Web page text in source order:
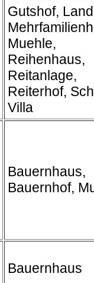
Gutshof,
Muehle,
Reihenhaus,
Reitanlage,
Reiterhof,
Villa
Bauernhaus,
Bauernhof,
Bauernhaus